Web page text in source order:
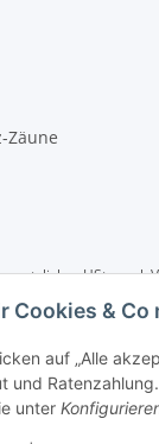
Cookies & Co
auf „Alle
und
unter
Zäune
USt., zzgl.